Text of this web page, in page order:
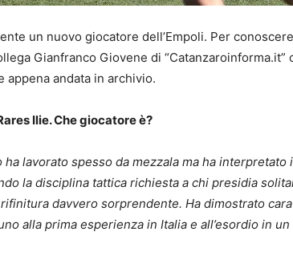
un nuovo giocatore dell’Empoli. Per
Gianfranco Giovene di “Catanzaroinforma.it”
andata in archivio.
Ilie. Che giocatore è?
lavorato spesso da mezzala ma ha interpretato
la disciplina tattica richiesta a chi presidia
davvero sorprendente. Ha dimostrato
alla prima esperienza in Italia e all’esordio in